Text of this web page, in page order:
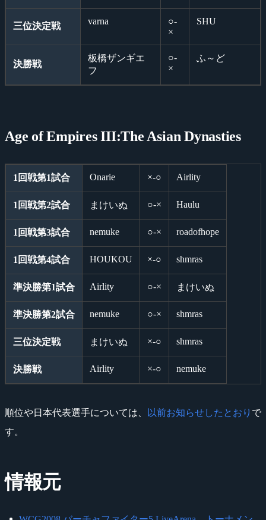
三位決定戦 varna
○-
×
SHU
決勝戦
板橋ザンギエ
フ
○-
×
ふ～ど
Age of Empires III:The Asian Dynasties
1回戦第1試合 Onarie ×-○ Airlity
1回戦第2試合 まけいぬ ○-× Haulu
1回戦第3試合 nemuke ○-× roadofhope
1回戦第4試合 HOUKOU ×-○ shmras
準決勝第1試合 Airlity ○-× まけいぬ
準決勝第2試合 nemuke ○-× shmras
三位決定戦 まけいぬ ×-○ shmras
決勝戦 Airlity ×-○ nemuke
順位や日本代表選手については、 以前お知らせしたとおり で
す。
情報元